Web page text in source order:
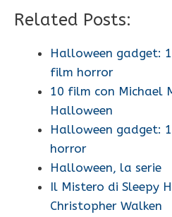
Related Posts:
Halloween gadget:
film horror
10 film con Michael
Halloween
Halloween gadget:
horror
Halloween, la serie
Il Mistero di Sleepy
Christopher Walken